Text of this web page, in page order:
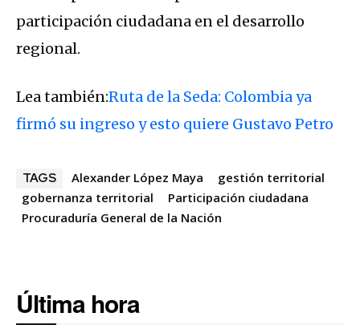
participación ciudadana en el desarrollo
regional.
Lea también:Ruta de la Seda: Colombia ya
firmó su ingreso y esto quiere Gustavo Petro
TAGS Alexander López Maya
gestión territorial
gobernanza territorial
Participación ciudadana
Procuraduría General de la Nación
Última hora